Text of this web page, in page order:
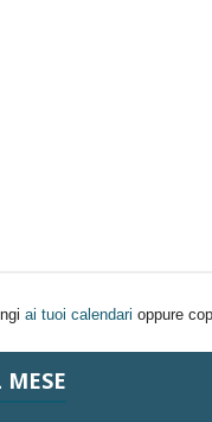
ai tuoi calendari oppure